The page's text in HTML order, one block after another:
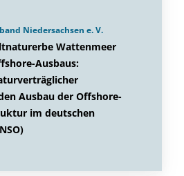
Niedersachsen e. V.
Wattenmeer
Ausbaus:
Ausbau der Offshore-
im deutschen